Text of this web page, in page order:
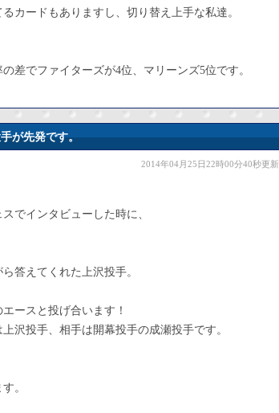
カードもありますし、切り替え上手な私達。
差でファイターズが4位、マリーンズ5位です。
が先発です。
2014年04月25日22時00分40秒更新
でインタビューした時に、
答えてくれた上沢投手。
ースと投げ合います！
沢投手、相手は開幕投手の成瀬投手です。
。